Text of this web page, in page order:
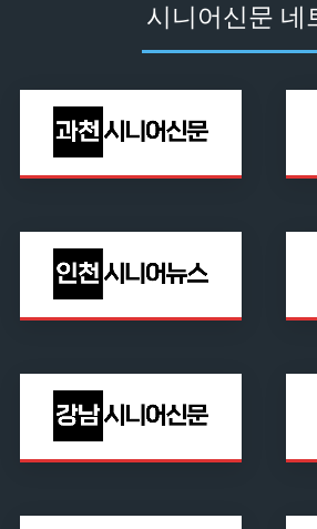
시니어신문 네